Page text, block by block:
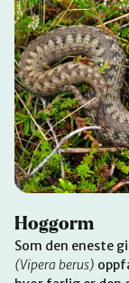
Hoggorm
Som den eneste
(Vipera berus)